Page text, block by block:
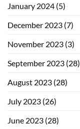
January 2024 (5)
December 2023 (7)
November 2023 (3)
September 2023 (28)
August 2023 (28)
July 2023 (26)
June 2023 (28)